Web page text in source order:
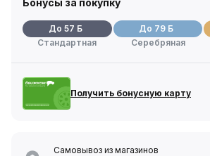
Бонусы за покупку
До 57 Б
Стандартная
До 79 Б
Серебряная
Получить бонусную карту
Самовывоз из магазинов